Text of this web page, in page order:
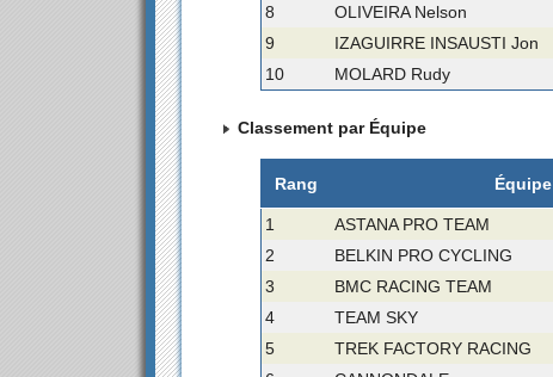
8
OLIVEIRA Nelson
9
IZAGUIRRE INSAUSTI Jon
10
MOLARD Rudy
Classement par Équipe
Rang Équipe
1 ASTANA PRO TEAM
2
BELKIN PRO CYCLING
3
BMC RACING TEAM
4
TEAM SKY
5
TREK FACTORY RACING